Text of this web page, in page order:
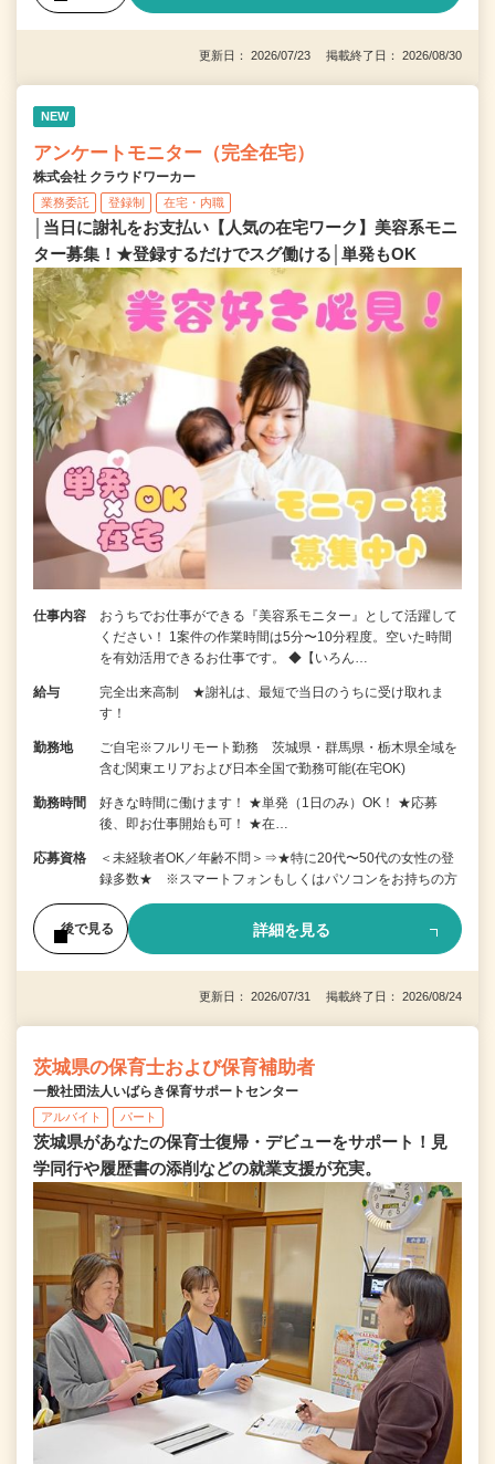
更新日： 2026/07/23 掲載終了日： 2026/08/30
NEW
アンケートモニター（完全在宅）
株式会社 クラウドワーカー
業務委託 登録制 在宅・内職
│当日に謝礼をお支払い【人気の在宅ワーク】美容系モニ
ター募集！★登録するだけでスグ働ける│単発もOK
仕事内容
おうちでお仕事ができる『美容系モニター』として活躍して
ください！ 1案件の作業時間は5分〜10分程度。空いた時間
を有効活用できるお仕事です。 ◆【いろん…
給与
完全出来高制 ★謝礼は、最短で当日のうちに受け取れま
す！
勤務地
ご自宅※フルリモート勤務 茨城県・群馬県・栃木県全域を
含む関東エリアおよび日本全国で勤務可能(在宅OK)
勤務時間
好きな時間に働けます！ ★単発（1日のみ）OK！ ★応募
後、即お仕事開始も可！ ★在…
応募資格
＜未経験者OK／年齢不問＞⇒★特に20代〜50代の女性の登
録多数★ ※スマートフォンもしくはパソコンをお持ちの方
後で見る 詳細を見る
更新日： 2026/07/31 掲載終了日： 2026/08/24
茨城県の保育士および保育補助者
一般社団法人いばらき保育サポートセンター
アルバイト パート
茨城県があなたの保育士復帰・デビューをサポート！見
学同行や履歴書の添削などの就業支援が充実。